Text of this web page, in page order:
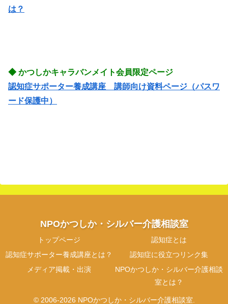
は？
◆ かつしかキャラバンメイト会員限定ページ
認知症サポーター養成講座 講師向け資料ページ（パスワ
ード保護中）
NPOかつしか・シルバー介護相談室
トップページ
認知症とは
認知症サポーター養成講座とは？
認知症に役立つリンク集
メディア掲載・出演
NPOかつしか・シルバー介護相談
室とは？
© 2006-2026 NPOかつしか・シルバー介護相談室.